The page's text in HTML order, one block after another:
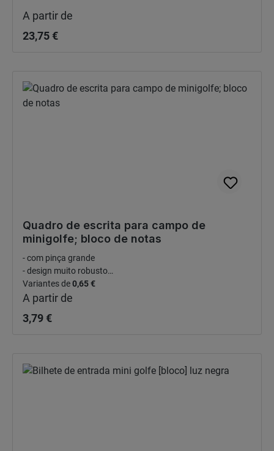
A partir de
23,75 €
Quadro de escrita para campo de
minigolfe; bloco de notas
- com pinça grande
- design muito robusto
- com suporte de velcro para lápis (modelo com velcro
disponível aqui)
- Dimensões "Modelo 2":190 x 140 x 3 mm
Variantes de0,65 €
Preço normal:
A partir de
3,79 €